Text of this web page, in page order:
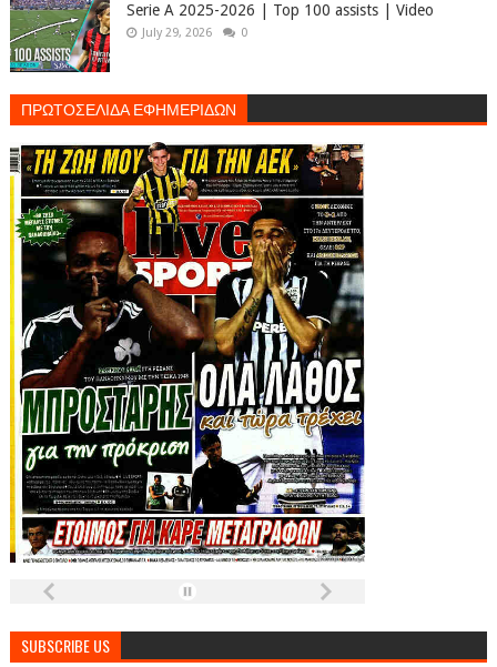
Serie A 2025-2026 | Top 100 assists | Video
July 29, 2026 0
ΠΡΩΤΟΣΕΛΙΔΑ ΕΦΗΜΕΡΙΔΩΝ
SUBSCRIBE US